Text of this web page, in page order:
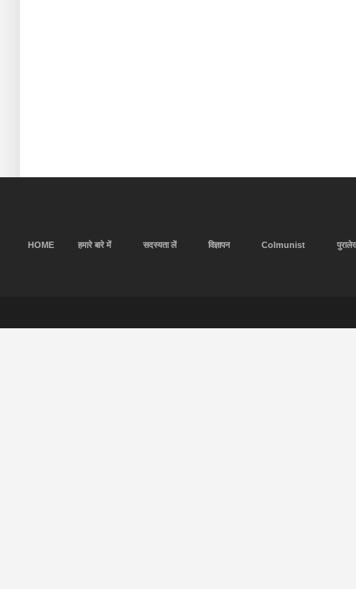
HOME हमारे बारे में सदस्यता लें विज्ञापन Colmunist